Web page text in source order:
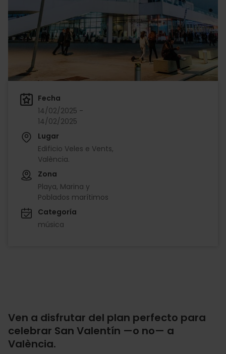
Fecha
14/02/2025 -
14/02/2025
Lugar
Edificio Veles e Vents,
València.
Zona
Playa, Marina y
Poblados marítimos
Categoría
música
Ven a disfrutar del plan perfecto para
celebrar San Valentín —o no— a
València.